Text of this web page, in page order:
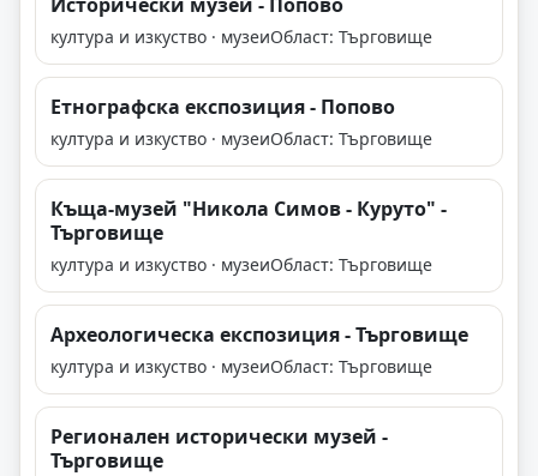
култура и изкуство · музеиОбласт: Търговище
Етнографска експозиция - Попово
култура и изкуство · музеиОбласт: Търговище
Къща-музей "Никола Симов - Куруто" -
Търговище
култура и изкуство · музеиОбласт: Търговище
Aрхеологическа експозиция - Търговище
култура и изкуство · музеиОбласт: Търговище
Регионален исторически музей -
Търговище